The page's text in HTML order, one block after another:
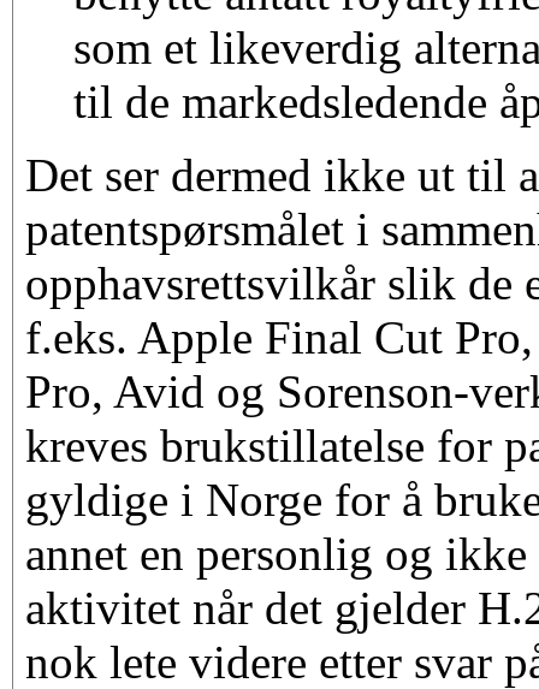
som et likeverdig
til de markedsledende
Det ser dermed ikke ut til
patentspørsmålet i
opphavsrettsvilkår slik de
f.eks. Apple Final Cut
Pro, Avid og Sorenson-
kreves brukstillatelse for
gyldige i Norge for å
annet en personlig og
aktivitet når det gjelder
nok lete videre etter svar